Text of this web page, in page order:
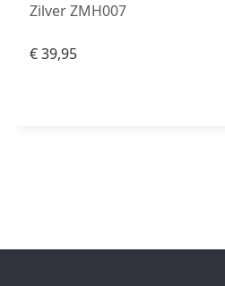
Zilver ZMH007
€39,95